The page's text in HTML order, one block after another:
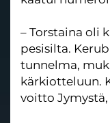
– Torstaina oli
pesisilta.
tunnelma,
kärkiotteluun.
voitto